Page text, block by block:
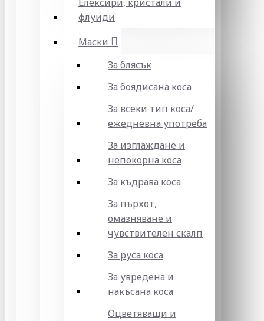
флуиди
Маски
За блясък
За боядисана коса
За всеки тип коса/
ежедневна употреба
За изглаждане и
непокорна коса
За къдрава коса
За пърхот,
омазняване и
чувствителен скалп
За руса коса
За увредена и
накъсана коса
Оцветяващи и